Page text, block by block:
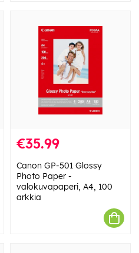
€35.99
Canon GP-501 Glossy
Photo Paper -
valokuvapaperi, A4, 100
arkkia